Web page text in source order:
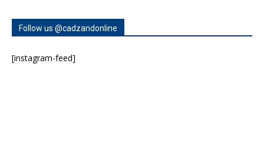
Follow us @cadzandonline
[instagram-feed]